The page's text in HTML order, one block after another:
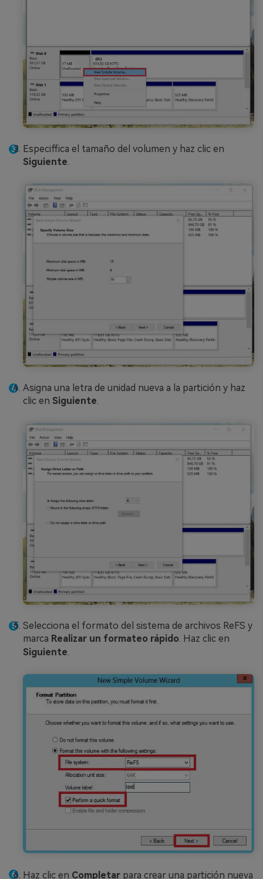
Especiffica el tamaño del volumen y haz clic en
Siguiente
Asigna una letra de unidad nueva a la partición y haz
clic en Siguiente.
Selecciona el formato del sistema de archivos ReFS y
marca Realizar un formateo rápido. Haz clic en
Siguiente.
Haz clic en Completar para crear una partición nueva